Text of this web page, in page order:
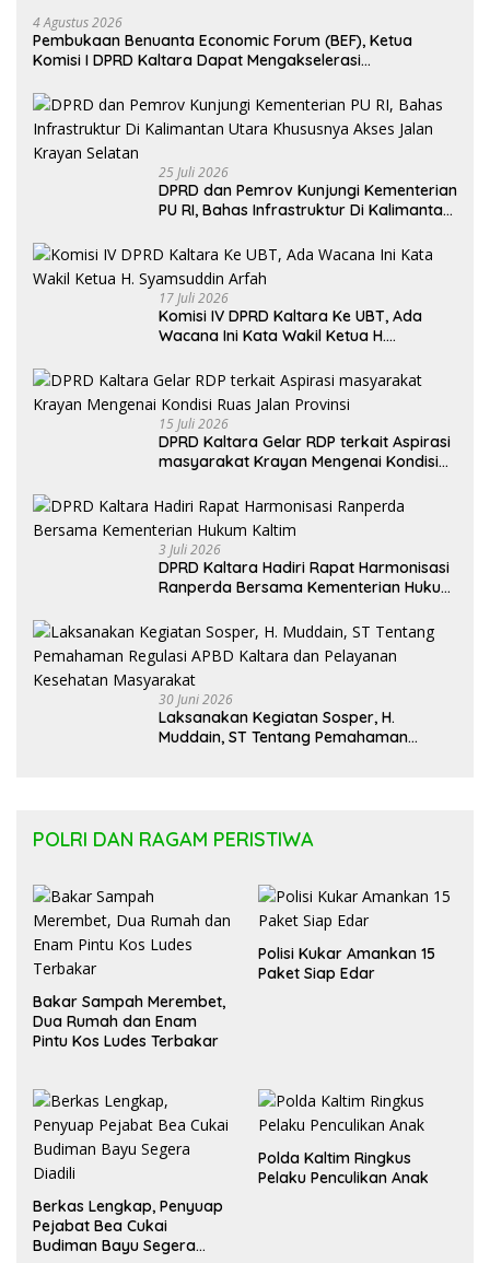
4 Agustus 2026
Pembukaan Benuanta Economic Forum (BEF), Ketua
Komisi I DPRD Kaltara Dapat Mengakselerasi
25 Juli 2026
DPRD dan Pemrov Kunjungi Kementerian
PU RI, Bahas Infrastruktur Di Kalimantan
Selatan
17 Juli 2026
Komisi IV DPRD Kaltara Ke UBT, Ada
Wacana Ini Kata Wakil Ketua H.
15 Juli 2026
DPRD Kaltara Gelar RDP terkait Aspirasi
masyarakat Krayan Mengenai Kondisi
3 Juli 2026
DPRD Kaltara Hadiri Rapat Harmonisasi
Ranperda Bersama Kementerian Hukum
30 Juni 2026
Laksanakan Kegiatan Sosper, H.
Muddain, ST Tentang Pemahaman
POLRI DAN RAGAM PERISTIWA
Bakar Sampah Merembet,
Dua Rumah dan Enam
Pintu Kos Ludes Terbakar
Polisi Kukar Amankan 15
Paket Siap Edar
Berkas Lengkap, Penyuap
Pejabat Bea Cukai
Budiman Bayu Segera
Polda Kaltim Ringkus
Pelaku Penculikan Anak